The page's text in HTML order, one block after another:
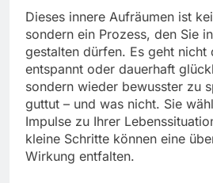
Dieses innere Aufräumen ist
sondern ein Prozess, den Sie
gestalten dürfen. Es geht nicht
entspannt oder dauerhaft
sondern wieder bewusster zu
guttut – und was nicht. Sie
Impulse zu Ihrer
kleine Schritte können eine
Wirkung entfalten.